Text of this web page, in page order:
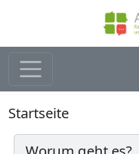
Direkt zum Inhalt
Pfadnavigation
Startseite